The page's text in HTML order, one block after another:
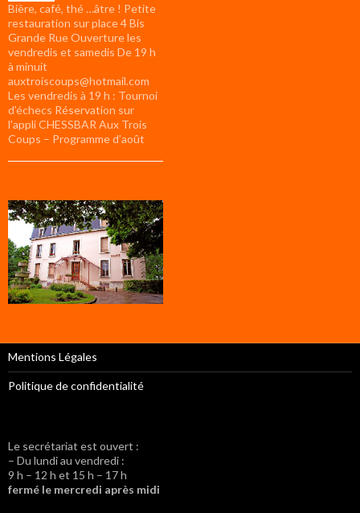
Bière, café, thé …âtre ! Petite
restauration sur place 4 Bis
Grande Rue Ouverture les
vendredis et samedis De 19 h
à minuit
auxtroiscoups@hotmail.com
Les vendredis à 19 h : Tournoi
d’échecs Réservation sur
l’appli CHESSBAR Aux Trois
Coups – Programme d’août
Mentions Légales
Politique de confidentialité
Le secrétariat est ouvert :
– Du lundi au vendredi :
9 h – 12 h et 15 h – 17 h
fermé le mercredi après midi